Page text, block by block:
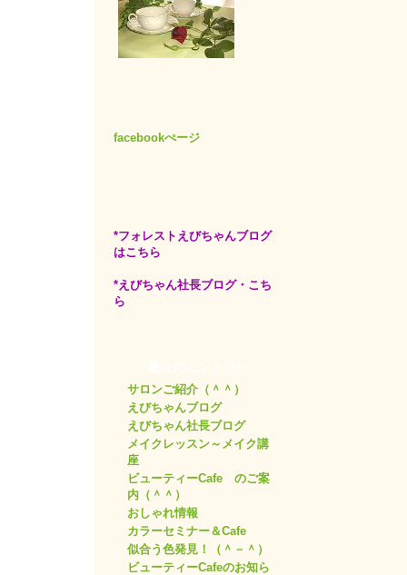
facebookぺージ
*フォレストえびちゃんブログ
はこちら
*えびちゃん社長ブログ・こち
ら
サロンご紹介（＾＾）
えびちゃんブログ
えびちゃん社長ブログ
メイクレッスン～メイク講
座
ビューティーCafe のご案
内（＾＾）
おしゃれ情報
カラーセミナー＆Cafe
似合う色発見！（＾－＾）
ビューティーCafeのお知ら